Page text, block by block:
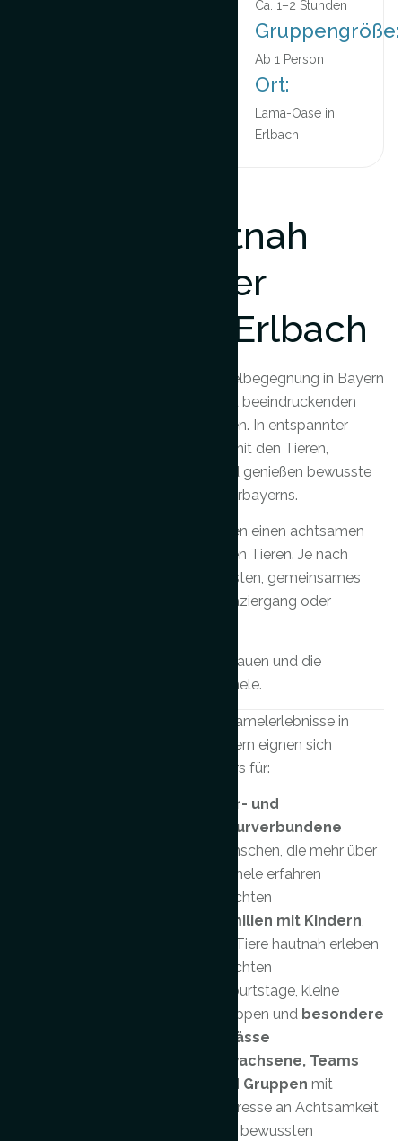
Ca. 1–2 Stunden
Gruppengröße:
Ab 1 Person
Ort:
Lama-Oase in
Erlbach
Kamele hautnah
erleben in der
Lama-Oase Erlbach
Erleben Sie eine besondere Kamelbegegnung in Bayern
und lernen Sie unsere ruhigen und beeindruckenden
Kamele aus nächster Nähe kennen. In entspannter
Atmosphäre verbringen Sie Zeit mit den Tieren,
erfahren mehr über ihr Wesen und genießen bewusste
Momente inmitten der Natur Oberbayerns.
Unsere Kamelbegegnungen bieten einen achtsamen
und respektvollen Kontakt mit den Tieren. Je nach
Angebot gehören Streicheln, Bürsten, gemeinsames
Führen sowie ein gemütlicher Spaziergang oder
Im Mittelpunkt stehen Ruhe, Vertrauen und die
besondere Ausstrahlung der Kamele.
Unsere Kamelerlebnisse in
Oberbayern eignen sich
besonders für:
Tier- und
naturverbundene
Menschen, die mehr über
Kamele erfahren
möchten
Familien mit Kindern,
die Tiere hautnah erleben
möchten
Geburtstage, kleine
Gruppen und besondere
Anlässe
Erwachsene, Teams
und Gruppen mit
Interesse an Achtsamkeit
und bewussten